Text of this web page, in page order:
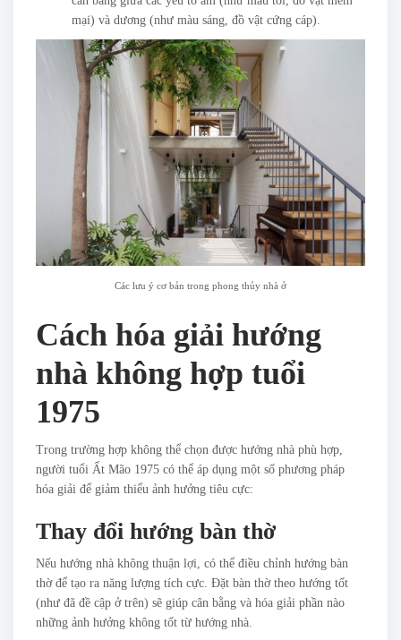
mại) và dương (như màu sáng, đồ vật cứng cáp).
Các lưu ý cơ bản trong phong thủy nhà ở
Cách hóa giải hướng
nhà không hợp tuổi
1975
Trong trường hợp không thể chọn được hướng nhà phù hợp,
người tuổi Ất Mão 1975 có thể áp dụng một số phương pháp
hóa giải để giảm thiểu ảnh hưởng tiêu cực:
Thay đổi hướng bàn thờ
Nếu hướng nhà không thuận lợi, có thể điều chỉnh hướng bàn
thờ để tạo ra năng lượng tích cực. Đặt bàn thờ theo hướng tốt
(như đã đề cập ở trên) sẽ giúp cân bằng và hóa giải phần nào
những ảnh hưởng không tốt từ hướng nhà.